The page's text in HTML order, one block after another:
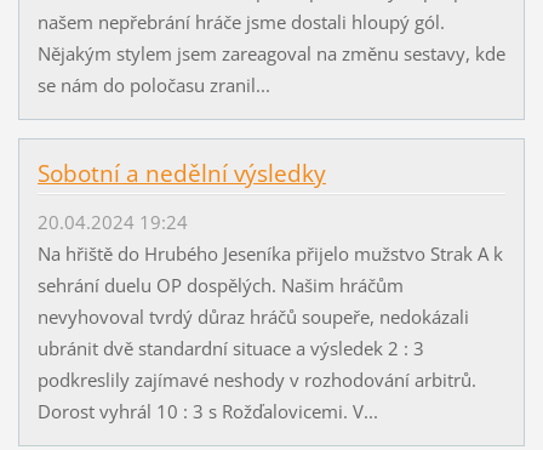
našem nepřebrání hráče jsme dostali hloupý gól.
Nějakým stylem jsem zareagoval na změnu sestavy, kde
se nám do poločasu zranil...
Sobotní a nedělní výsledky
20.04.2024 19:24
Na hřiště do Hrubého Jeseníka přijelo mužstvo Strak A k
sehrání duelu OP dospělých. Našim hráčům
nevyhovoval tvrdý důraz hráčů soupeře, nedokázali
ubránit dvě standardní situace a výsledek 2 : 3
podkreslily zajímavé neshody v rozhodování arbitrů.
Dorost vyhrál 10 : 3 s Rožďalovicemi. V...